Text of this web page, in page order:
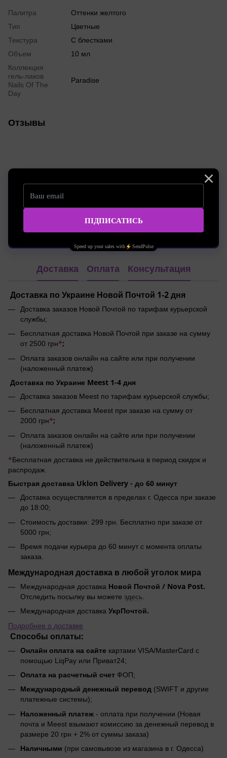
Палитра
Оттенки желтого
Тип
Цветные
Текстура
С блестками
Объем
10 мл
Коллекция
гель-лаков
Nails Of The
Day
Paradise
Отзывы
Доставка Оплата Консультация
Доставка по Украине Новой Почтой 1-2 дня
Доставка заказов Новой Почтой по тарифам курьерской
службы;
Бесплатная доставка Новой Почтой при заказе на сумму
от 2500 грн*;
Оплата заказов онлайн на сайте или при получении
(наложенный платеж)
Доставка по Украине Meest 1-4 дня
Доставка заказов Meest по тарифам курьерской службы;
Бесплатная доставка Meest при заказе на сумму от
2000 грн*;
Оплата заказов онлайн на сайте или при получении
(наложенный платеж)
*Бесплатная доставка не действительна в период скидок и
распродаж.
Быстрая доставка Uklon Delivery - до 60 минут
Доставка осуществляется в пределах г. Одесса при заказе
до 18:00;
Стоимость доставки: 299 грн. Бесплатно при заказе от
5000 грн;
Время подачи курьера до 60 минут с момента оплаты
заказа.
Международная доставка в любой уголок мира
Международная доставка Новой Почтой / Nova Post.
Отследить посылку вы можете здесь
Международная доставка УкрПочтой.
Подробнее о доставке
Способы оплаты:
Онлайн оплата на сайте картами VISA/MasterCard с
помощью LiqPay или Приват24;
Оплата на расчетный счет ФОП;
Международный денежный перевод (SWIFT и другие
платежные системы);
Наложенный платеж - оплата при получении (Новая
почта и Meest взымают комиссию за денежный перевод в
размере 20 грн + 2% от суммы заказа)
Наличными (при самовывозе из магазина в г. Одесса)